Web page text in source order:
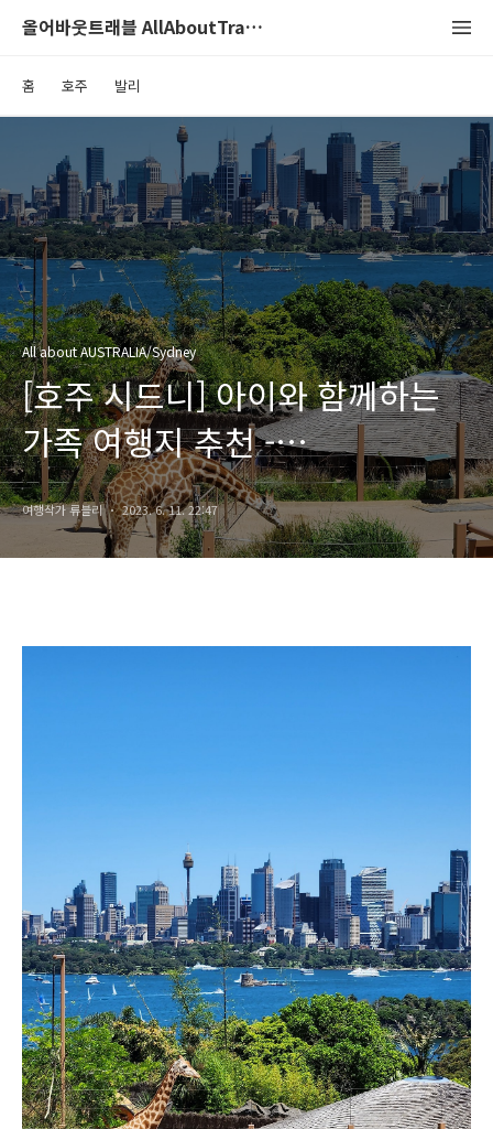
올어바웃트래블 AllAboutTravel
홈 호주 발리
All about AUSTRALIA/Sydney
[호주 시드니] 아이와 함께하는
가족 여행지 추천 -
시드니아쿠아리움, 타롱가동물원,
호주박물관,
여행작가 류블리 2023. 6. 11. 22:47